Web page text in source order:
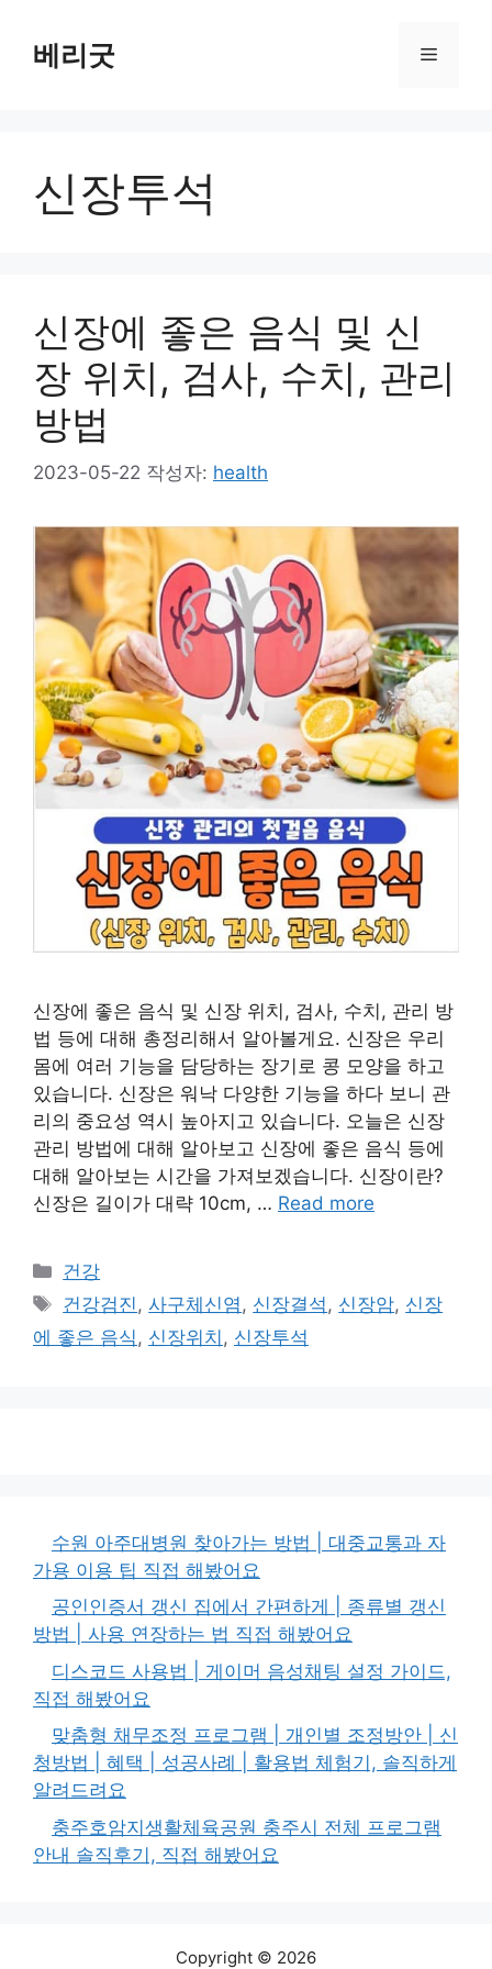
베리굿 메
신장투석
신장에 좋은 음식 및 신
장 위치, 검사, 수치, 관리
방법
2023-05-22 작성자: health
신장에 좋은 음식 및 신장 위치, 검사, 수치, 관리 방
법 등에 대해 총정리해서 알아볼게요. 신장은 우리
몸에 여러 기능을 담당하는 장기로 콩 모양을 하고
있습니다. 신장은 워낙 다양한 기능을 하다 보니 관
리의 중요성 역시 높아지고 있습니다. 오늘은 신장
관리 방법에 대해 알아보고 신장에 좋은 음식 등에
대해 알아보는 시간을 가져보겠습니다. 신장이란?
신장은 길이가 대략 10cm, … Read more
카
테
리
건강
태
그
건강검진 ,사구체신염 , 신장결석 , 신장암, 신장
에 좋은 음식 , 신장위치 , 신장투석
수원 아주대병원 찾아가는 방법 | 대중교통과 자
가용 이용 팁 직접 해봤어요
공인인증서 갱신 집에서 간편하게 | 종류별 갱신
방법 | 사용 연장하는 법 직접 해봤어요
디스코드 사용법 | 게이머 음성채팅 설정 가이드,
직접 해봤어요
맞춤형 채무조정 프로그램 | 개인별 조정방안 | 신
청방법 | 혜택 | 성공사례 | 활용법 체험기, 솔직하게
알려드려요
충주호암지생활체육공원 충주시 전체 프로그램
안내 솔직후기, 직접 해봤어요
Copyright © 2026